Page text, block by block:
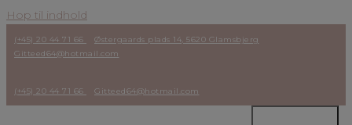
Hop til indhold
(+45) 20 44 71 66
Østergaards plads 14, 5620 Glamsbjerg
Gitteed64@hotmail.com
(+45) 20 44 71 66 Gitteed64@hotmail.com